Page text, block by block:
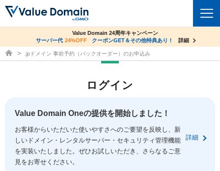
ドメイントップ
ドメイン移管
ドメイン価格一覧
ドメイン一括検索
コアサーバー
バリューサーバー
XREA
セキュリティトップ
Value Domain ネットde診断
SSL証明書
サービストップ
お得意様割引
facebook
co.jpドメイン✕コアサーバーV2ビジネス応援キャンペーン
サーバー料金1年間無料
詳細
Value Domain 24周年キャンペーン
サーバー代 24%OFF クーポンGET＆その他特典あり！ 詳細
ドメイン取得ならバリュードメイン
.jpドメイン 事前予約（バックオーダー）のお申込み
ログイン
Value Domain Oneの提供を開始しました！
お客様からいただいた使いやすさへのご要望を反映し、新
しいドメイン・レンタルサーバー・セキュリティ管理機能
を実装いたしました。ぜひお試しいただき、さらなるご意
見をお寄せください。
詳細